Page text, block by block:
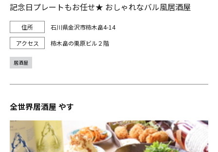
記念日プレートもお任せ★ おしゃれなバル風居酒屋
石川県金沢市柿木畠4-14
柿木畠の栗原ビル２階
居酒屋
全世界居酒屋 やす